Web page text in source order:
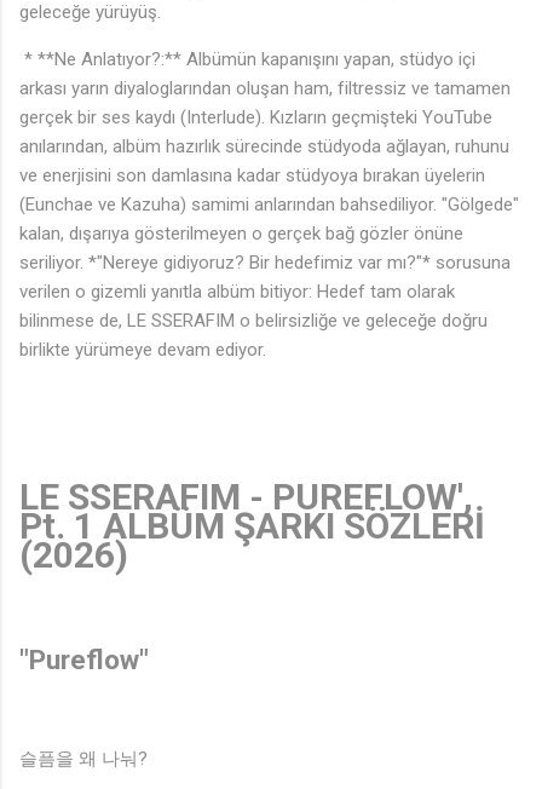
geleceğe yürüyüş.
* **Ne Anlatıyor?:** Albümün kapanışını yapan, stüdyo içi
arkası yarın diyaloglarından oluşan ham, filtressiz ve tamamen
gerçek bir ses kaydı (Interlude). Kızların geçmişteki YouTube
anılarından, albüm hazırlık sürecinde stüdyoda ağlayan, ruhunu
ve enerjisini son damlasına kadar stüdyoya bırakan üyelerin
(Eunchae ve Kazuha) samimi anlarından bahsediliyor. "Gölgede"
kalan, dışarıya gösterilmeyen o gerçek bağ gözler önüne
seriliyor. *"Nereye gidiyoruz? Bir hedefimiz var mı?"* sorusuna
verilen o gizemli yanıtla albüm bitiyor: Hedef tam olarak
bilinmese de, LE SSERAFIM o belirsizliğe ve geleceğe doğru
birlikte yürümeye devam ediyor.
LE SSERAFIM - PUREFLOW',
Pt. 1 ALBÜM ŞARKI SÖZLERİ
(2026)
"Pureflow"
슬픔을 왜 나눠?